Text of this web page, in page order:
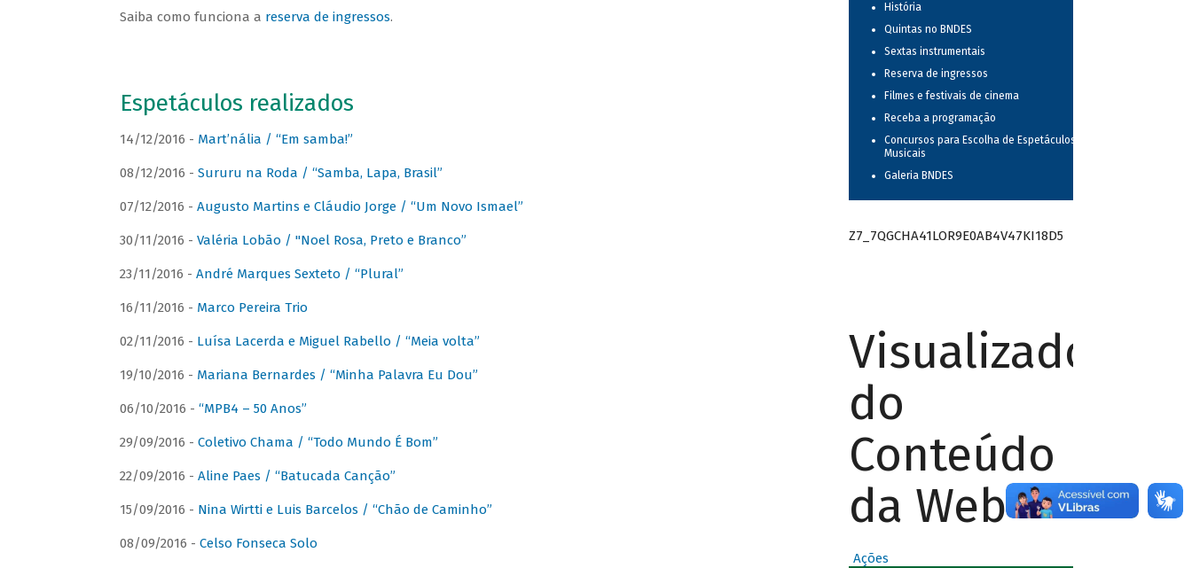
Saiba como funciona a reserva de ingressos.
Espetáculos realizados
14/12/2016 - Mart’nália / “Em samba!”
08/12/2016 - Sururu na Roda / “Samba, Lapa, Brasil”
07/12/2016 - Augusto Martins e Cláudio Jorge / “Um Novo Ismael”
30/11/2016 - Valéria Lobão / "Noel Rosa, Preto e Branco”
23/11/2016 - André Marques Sexteto / “Plural”
16/11/2016 - Marco Pereira Trio
02/11/2016 - Luísa Lacerda e Miguel Rabello / “Meia volta”
19/10/2016 - Mariana Bernardes / “Minha Palavra Eu Dou”
06/10/2016 - “MPB4 – 50 Anos”
29/09/2016 - Coletivo Chama / “Todo Mundo É Bom”
22/09/2016 - Aline Paes / “Batucada Canção”
15/09/2016 - Nina Wirtti e Luis Barcelos / “Chão de Caminho”
08/09/2016 - Celso Fonseca Solo
História
Quintas no BNDES
Sextas instrumentais
Reserva de ingressos
Filmes e festivais de cinema
Receba a programação
Concursos para Escolha de Espetáculos
Musicais
Galeria BNDES
Z7_7QGCHA41LOR9E0AB4V47KI18D5
Visualizador
do
Conteúdo
da Web
Ações